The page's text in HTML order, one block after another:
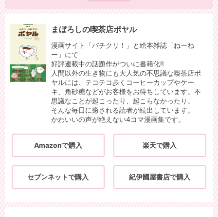
まぼろしの喫茶店ポヤル
漫画サイト「パチクリ！」と絵本雑誌「ねーね
ー」にて
好評連載中の話題作がついに書籍化!!
人間以外の生き物にも大人気の不思議な喫茶店ポ
ヤルには、テコテコ歩くコーヒーカップやケー
キ、角砂糖などがお客様をお待ちしています。不
思議なことが起こったり、起こらなかったり。
そんな毎日に癒される読者が続出しています。
かわいいの声が絶えない4コマ漫画集です。
Amazonで購入 楽天で購入
セブンネットで購入 紀伊國屋書店で購入